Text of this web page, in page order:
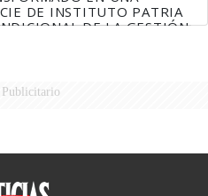
DE INSTITUTO PATRIA
DE LA GESTIÓN
Publicitario